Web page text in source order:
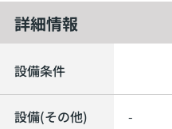
詳細情報
設備条件
設備(その他) -